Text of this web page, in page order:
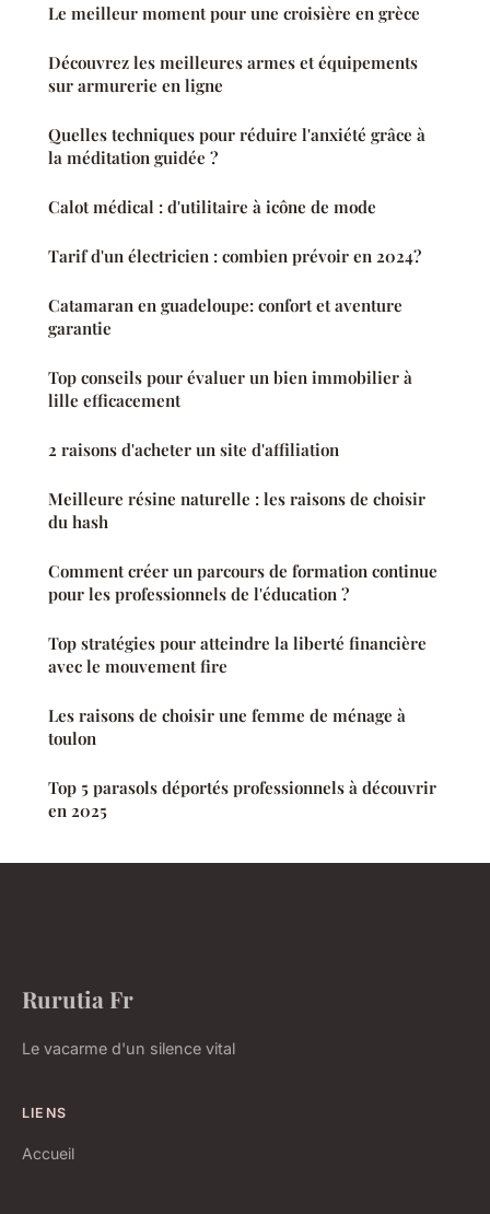
Le meilleur moment pour une croisière en grèce
Découvrez les meilleures armes et équipements
sur armurerie en ligne
Quelles techniques pour réduire l'anxiété grâce à
la méditation guidée ?
Calot médical : d'utilitaire à icône de mode
Tarif d'un électricien : combien prévoir en 2024?
Catamaran en guadeloupe: confort et aventure
garantie
Top conseils pour évaluer un bien immobilier à
lille efficacement
2 raisons d'acheter un site d'affiliation
Meilleure résine naturelle : les raisons de choisir
du hash
Comment créer un parcours de formation continue
pour les professionnels de l'éducation ?
Top stratégies pour atteindre la liberté financière
avec le mouvement fire
Les raisons de choisir une femme de ménage à
toulon
Top 5 parasols déportés professionnels à découvrir
en 2025
Rurutia Fr
Le vacarme d'un silence vital
LIENS
Accueil